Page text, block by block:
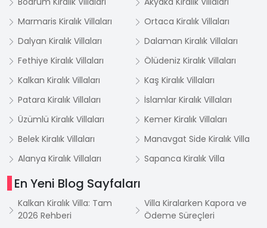
Marmaris Kiralık Villaları
Ortaca Kiralık Villaları
Dalyan Kiralık Villaları
Dalaman Kiralık Villaları
Fethiye Kiralık Villaları
Ölüdeniz Kiralık Villaları
Kalkan Kiralık Villaları
Kaş Kiralık Villaları
Patara Kiralık Villaları
İslamlar Kiralık Villaları
Üzümlü Kiralık Villaları
Kemer Kiralık Villaları
Belek Kiralık Villaları
Manavgat Side Kiralık Villa
Alanya Kiralık Villaları
Sapanca Kiralık Villa
En Yeni Blog Sayfaları
Kalkan Kiralık Villa: Tam
2026 Rehberi
Villa Kiralarken Kapora ve
Ödeme Süreçleri